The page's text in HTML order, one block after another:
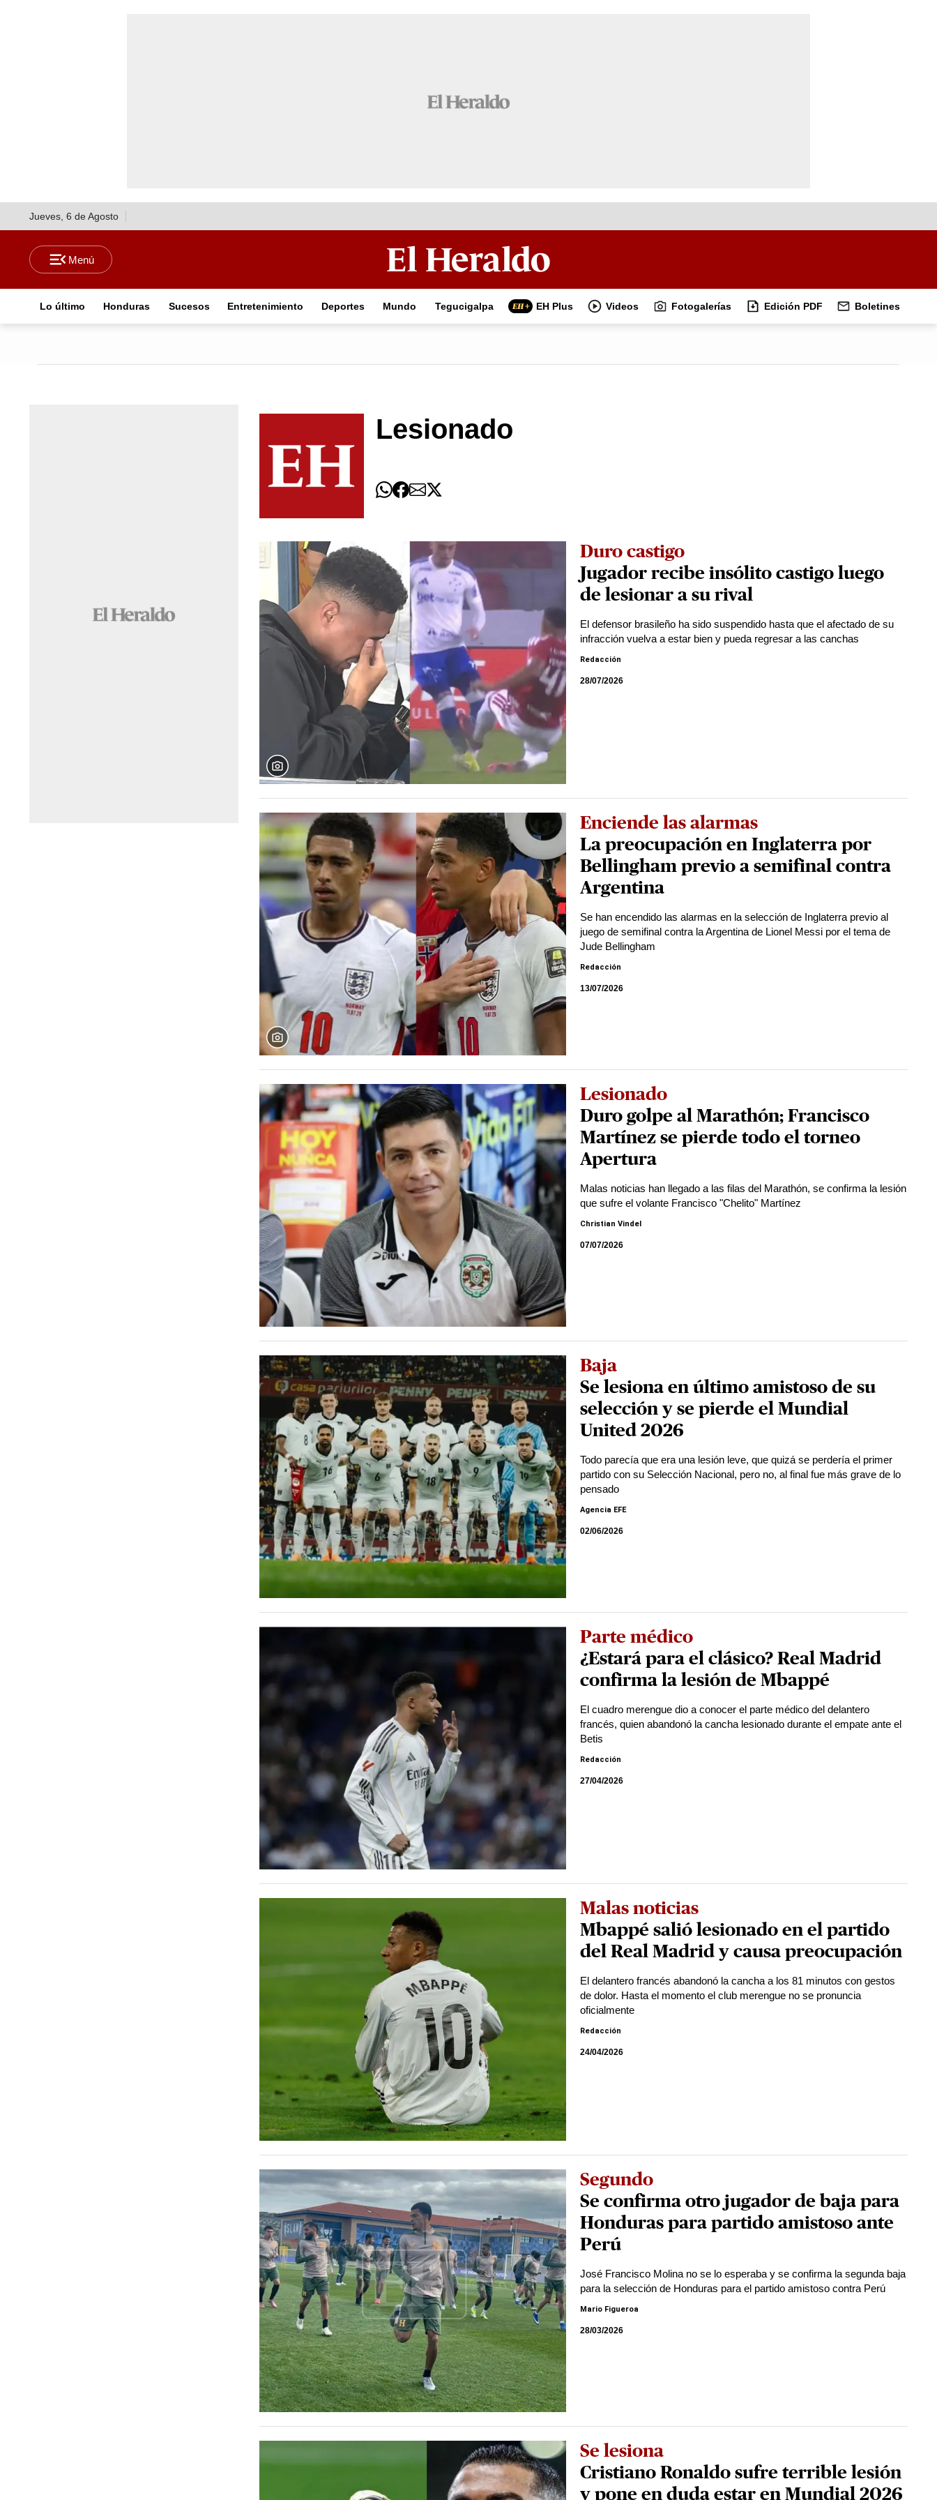
Jueves, 6 de Agosto
Lo último Honduras Sucesos Entretenimiento Deportes Mundo Tegucigalpa EH Plus Videos Fotogalerías Edición PDF Boletines
Lesionado
Duro castigo
Jugador recibe insólito castigo luego
de lesionar a su rival
El defensor brasileño ha sido suspendido hasta que el afectado de su
infracción vuelva a estar bien y pueda regresar a las canchas
Redacción
28/07/2026
Enciende las alarmas
La preocupación en Inglaterra por
Bellingham previo a semifinal contra
Argentina
Se han encendido las alarmas en la selección de Inglaterra previo al
juego de semifinal contra la Argentina de Lionel Messi por el tema de
Jude Bellingham
Redacción
13/07/2026
Lesionado
Duro golpe al Marathón; Francisco
Martínez se pierde todo el torneo
Apertura
Malas noticias han llegado a las filas del Marathón, se confirma la lesión
que sufre el volante Francisco "Chelito" Martínez
Christian Vindel
07/07/2026
Baja
Se lesiona en último amistoso de su
selección y se pierde el Mundial
United 2026
Todo parecía que era una lesión leve, que quizá se perdería el primer
partido con su Selección Nacional, pero no, al final fue más grave de lo
pensado
Agencia EFE
02/06/2026
Parte médico
¿Estará para el clásico? Real Madrid
confirma la lesión de Mbappé
El cuadro merengue dio a conocer el parte médico del delantero
francés, quien abandonó la cancha lesionado durante el empate ante el
Betis
Redacción
27/04/2026
Malas noticias
Mbappé salió lesionado en el partido
del Real Madrid y causa preocupación
El delantero francés abandonó la cancha a los 81 minutos con gestos
de dolor. Hasta el momento el club merengue no se pronuncia
oficialmente
Redacción
24/04/2026
Segundo
Se confirma otro jugador de baja para
Honduras para partido amistoso ante
Perú
José Francisco Molina no se lo esperaba y se confirma la segunda baja
para la selección de Honduras para el partido amistoso contra Perú
Mario Figueroa
28/03/2026
Se lesiona
Cristiano Ronaldo sufre terrible lesión
y pone en duda estar en Mundial 2026